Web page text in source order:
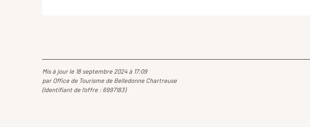
Mis à jour le 18 septembre 2024 à 17:09
par Office de Tourisme de Belledonne Chartreuse
(Identifiant de l'offre : 6997183)